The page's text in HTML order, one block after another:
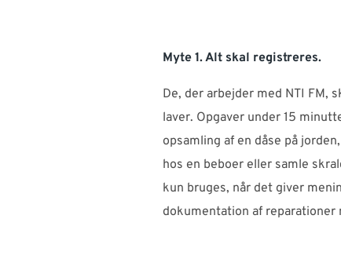
Myte 1. Alt skal registreres.
De, der arbejder med NTI FM,
laver. Opgaver under 15
opsamling af en dåse på
hos en beboer eller samle
kun bruges, når det giver
dokumentation af